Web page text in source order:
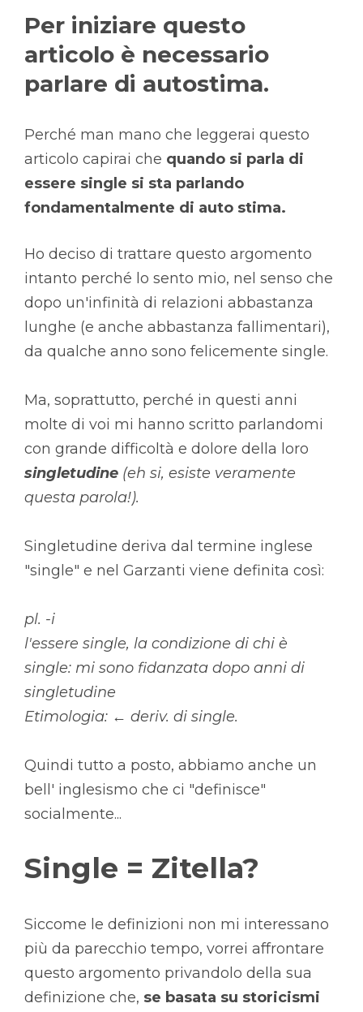
Per iniziare questo
articolo è necessario
parlare di autostima.
Perché man mano che leggerai questo
articolo capirai che quando si parla di
essere single si sta parlando
fondamentalmente di auto stima.
Ho deciso di trattare questo argomento
intanto perché lo sento mio, nel senso che
dopo un'infinità di relazioni abbastanza
lunghe (e anche abbastanza fallimentari),
da qualche anno sono felicemente single.
Ma, soprattutto, perché in questi anni
molte di voi mi hanno scritto parlandomi
con grande difficoltà e dolore della loro
singletudine (eh si, esiste veramente
questa parola!).
Singletudine deriva dal termine inglese
"single" e nel Garzanti viene definita così:
pl. -i
l'essere single, la condizione di chi è
single: mi sono fidanzata dopo anni di
singletudine
Etimologia: ← deriv. di single.
Quindi tutto a posto, abbiamo anche un
bell' inglesismo che ci "definisce"
socialmente...
Single = Zitella?
Siccome le definizioni non mi interessano
più da parecchio tempo, vorrei affrontare
questo argomento privandolo della sua
definizione che, se basata su storicismi